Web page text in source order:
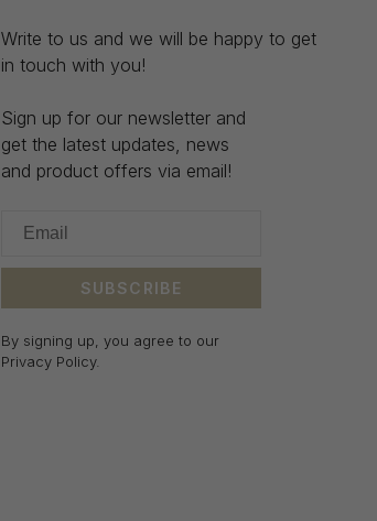
Write to us and we will be happy to get
in touch with you!
Sign up for our newsletter and
get the latest updates, news
and product offers via email!
SUBSCRIBE
By signing up, you agree to our
Privacy Policy.